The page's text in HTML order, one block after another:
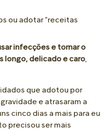
ou adotar “receitas
infecções e tornar o
longo, delicado e caro,
que adotou por
e atrasaram a
cinco dias a mais para eu
precisou ser mais